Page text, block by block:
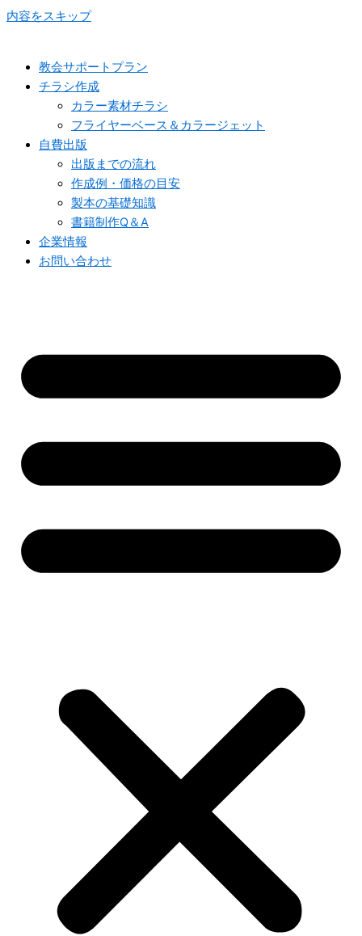
内容をスキップ
教会サポートプラン
チラシ作成
カラー素材チラシ
フライヤーベース＆カラージェット
自費出版
出版までの流れ
作成例・価格の目安
製本の基礎知識
書籍制作Q＆A
企業情報
お問い合わせ